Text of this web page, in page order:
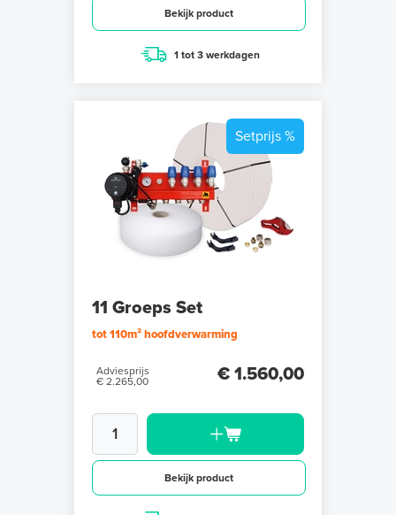
Bekijk product
1 tot 3 werkdagen
Setprijs %
11 Groeps Set
tot 110m² hoofdverwarming
Adviesprijs
€ 2.265,00
€ 1.560,00
Bekijk product